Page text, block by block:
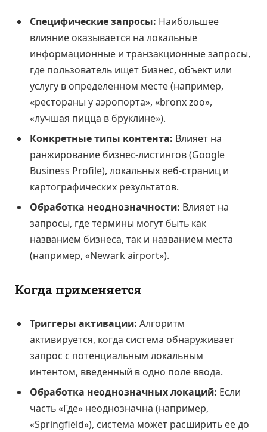
Специфические запросы: Наибольшее
влияние оказывается на локальные
информационные и транзакционные запросы,
где пользователь ищет бизнес, объект или
услугу в определенном месте (например,
«рестораны у аэропорта», «bronx zoo»,
«лучшая пицца в бруклине»).
Конкретные типы контента: Влияет на
ранжирование бизнес-листингов (Google
Business Profile), локальных веб-страниц и
картографических результатов.
Обработка неоднозначности: Влияет на
запросы, где термины могут быть как
названием бизнеса, так и названием места
(например, «Newark airport»).
Когда применяется
Триггеры активации: Алгоритм
активируется, когда система обнаруживает
запрос с потенциальным локальным
интентом, введенный в одно поле ввода.
Обработка неоднозначных локаций: Если
часть «Где» неоднозначна (например,
«Springfield»), система может расширить ее до